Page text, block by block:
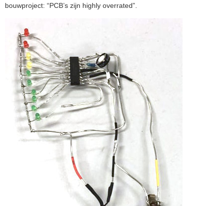
bouwproject: “PCB’s zijn highly overrated”.